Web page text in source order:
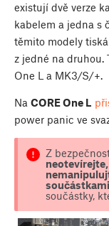
existují dvě verze
kabelem a jedna s
těmito modely
z jedné na druhou.
One L a MK3/S/+.
Na CORE One L
power panic ve
Z
součástkami
součástky,